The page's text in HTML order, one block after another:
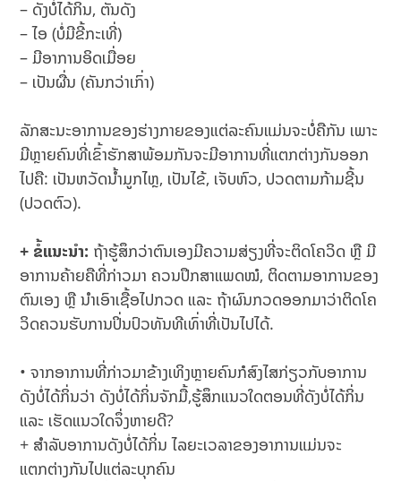
– ດັງບໍ່ໄດ້ກິ່ນ, ຕັນດັງ
– ໄອ (ບໍ່ມີຂີ້ກະເທີ່)
– ມີອາການອິດເມື່ອຍ
– ເປັນຜື່ນ (ຄັນກວ່າເກົ່າ)
ລັກສະນະອາການຂອງຮ່າງກາຍຂອງແຕ່ລະຄົນແມ່ນຈະບໍ່ຄືກັນ ເພາະ
ມີຫຼາຍຄົນທີ່ເຂົ້າຮັກສາພ້ອມກັນຈະມີອາການທີ່ແຕກຕ່າງກັນອອກ
ໄປຄື: ເປັນຫວັດນ້ຳມູກໄຫຼ, ເປັນໄຂ້, ເຈັບຫົວ, ປວດຕາມກ້າມຊີ້ນ
(ປວດຕົວ).
+ ຂໍ້ແນະນຳ: ຖ້າຮູ້ສຶກວ່າຕົນເອງມີຄວາມສ່ຽງທີ່ຈະຕິດໂຄວິດ ຫຼື ມີ
ອາການຄ້າຍຄືທີ່ກ່າວມາ ຄວນປຶກສາແພດໝໍ, ຕິດຕາມອາການຂອງ
ຕົນເອງ ຫຼື ນຳເອົາເຊື້ອໄປກວດ ແລະ ຖ້າຜົນກວດອອກມາວ່າຕິດໂຄ
ວິດຄວນຮັບການປິ່ນປົວທັນທີເທົ່າທີ່ເປັນໄປໄດ້.
• ຈາກອາການທີ່ກ່າວມາຂ້າງເທິງຫຼາຍຄົນກໍສົງໄສກ່ຽວກັບອາການ
ດັງບໍ່ໄດ້ກິ່ນວ່າ ດັງບໍ່ໄດ້ກິ່ນຈັກມື້,ຮູ້ສຶກແນວໃດຕອນທີ່ດັງບໍ່ໄດ້ກິ່ນ
ແລະ ເຮັດແນວໃດຈຶ່ງຫາຍດີ?
+ ສຳລັບອາການດັງບໍ່ໄດ້ກິ່ນ ໄລຍະເວລາຂອງອາການແມ່ນຈະ
ແຕກຕ່າງກັນໄປແຕ່ລະບຸກຄົນ